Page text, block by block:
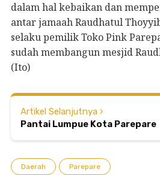
dalam hal kebaikan dan
antar jamaah Raudhatul
selaku pemilik Toko Pink
sudah membangun mesjid
(Ito)
Artikel Selanjutnya
Pantai Lumpue Kota Parepare
Daerah Parepare